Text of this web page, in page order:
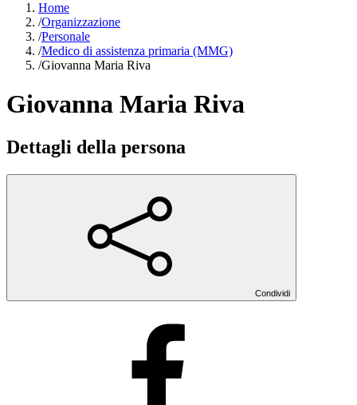
Home
/Organizzazione
/Personale
/Medico di assistenza primaria (MMG)
/Giovanna Maria Riva
Giovanna Maria Riva
Dettagli della persona
Condividi